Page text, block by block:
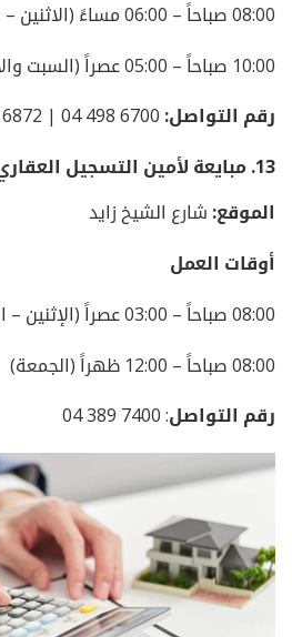
08:00 صباحاً – 06:00 مساءً (الاثنين – الجمعة)
10:00 صباحاً – 05:00 عصراً (السبت والأحد)
رقم التواصل:6700 498 04 | 6872 900 056
13. مبايعة لأمين التسجيل العقاري
الموقع:شارع الشيخ زايد
أوقات العمل
08:00 صباحاً – 03:00 عصراً (الإثنين – الخميس)
08:00 صباحاً – 12:00 ظهراً (الجمعة)
رقم التواصل: 7400 389 04